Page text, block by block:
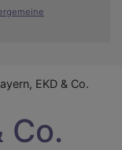
EKD & Co.
Co.